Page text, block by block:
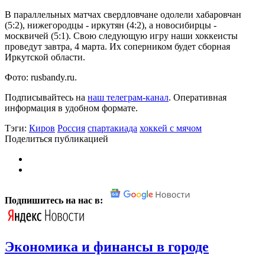
В параллельных матчах свердловчане одолели хабаровчан
(5:2), нижегородцы - иркутян (4:2), а новосибирцы -
москвичей (5:1). Свою следующую игру наши хоккеисты
проведут завтра, 4 марта. Их соперником будет сборная
Иркутской области.
Фото: rusbandy.ru.
Подписывайтесь на наш телеграм-канал. Оперативная
информация в удобном формате.
Тэги: Киров Россия спартакиада хоккей с мячом
Поделиться публикацией
Подпишитесь на нас в:
Экономика и финансы в городе